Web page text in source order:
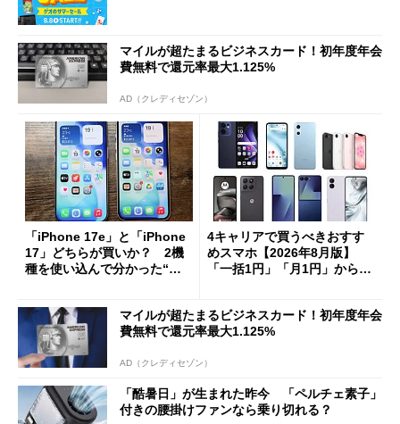
マイルが超たまるビジネスカード！初年度年会
費無料で還元率最大1.125%
AD（クレディセゾン）
「iPhone 17e」と「iPhone
17」どちらが買いか？ 2機
種を使い込んで分かった“ス
4キャリアで買うべきおすす
めスマホ【2026年8月版】
「一括1円」「月1円」からお
マイルが超たまるビジネスカード！初年度年会
費無料で還元率最大1.125%
AD（クレディセゾン）
「酷暑日」が生まれた昨今 「ペルチェ素子」
付きの腰掛けファンなら乗り切れる？